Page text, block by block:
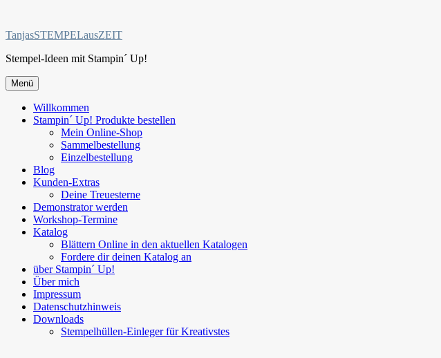
springen
TanjasSTEMPELausZEIT
Stempel-Ideen mit Stampin´ Up!
Menü
Willkommen
Stampin´ Up! Produkte bestellen
Mein Online-Shop
Sammelbestellung
Einzelbestellung
Blog
Kunden-Extras
Deine Treuesterne
Demonstrator werden
Workshop-Termine
Katalog
Blättern Online in den aktuellen Katalogen
Fordere dir deinen Katalog an
über Stampin´ Up!
Über mich
Impressum
Datenschutzhinweis
Downloads
Stempelhüllen-Einleger für Kreativstes